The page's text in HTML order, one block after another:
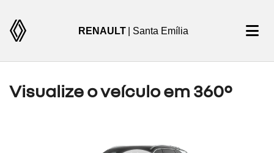
RENAULT | Santa Emília
Visualize o veículo em 360°